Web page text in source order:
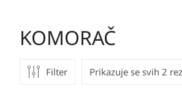
KOMORAČ
Filter Prikazuje se svih 2